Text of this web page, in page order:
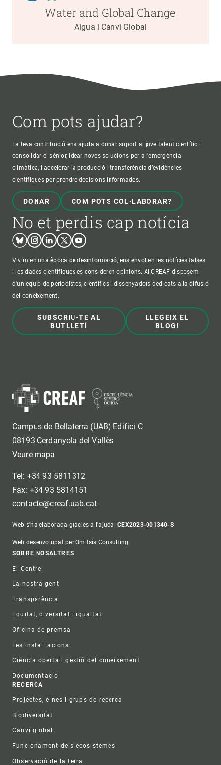
Water and Global Change
Aigua i Canvi Global
Com pots ajudar?
La teva contribució ens ajuda a donar suport al jove talent científic i
consolidar el sènior, idear noves solucions per a l'emergència
climàtica, i accelerar la producció i transferència d’evidències
científiques per prendre decisions informades.
DONAR COM POTS COL·LABORAR?
No et perdis cap notícia
BlueskyInstagram
LinkedinTwitterYoutube
Vivim en una època de desinformació, ens envolten les notícies falses
i les dades científiques es consideren opinions. Al CREAF disposem
d'un equip de periodistes, científics i dissenyadors dedicats a la difusió
del coneixement.
SUBSCRIU-TE AL
BUTLLETÍ
LLEGEIX EL
BLOG!
Campus de Bellaterra (UAB) Edifici C
08193 Cerdanyola del Vallès
Veure mapa
Tel: +34 93 5811312
Fax: +34 93 5814151
contacte@creaf.uab.cat
Web s'ha elaborada gràcies a l'ajuda:CEX2023-001340-S
Web desenvolupat per Omitsis Consulting
Footer
SOBRE NOSALTRES
El Centre
La nostra gent
Transparència
Equitat, diversitat i igualtat
Oficina de premsa
Les instal·lacions
Ciència oberta i gestió del coneixement
Documentació
RECERCA
Projectes, eines i grups de recerca
Biodiversitat
Canvi global
Funcionament dels ecosistemes
Observació de la terra